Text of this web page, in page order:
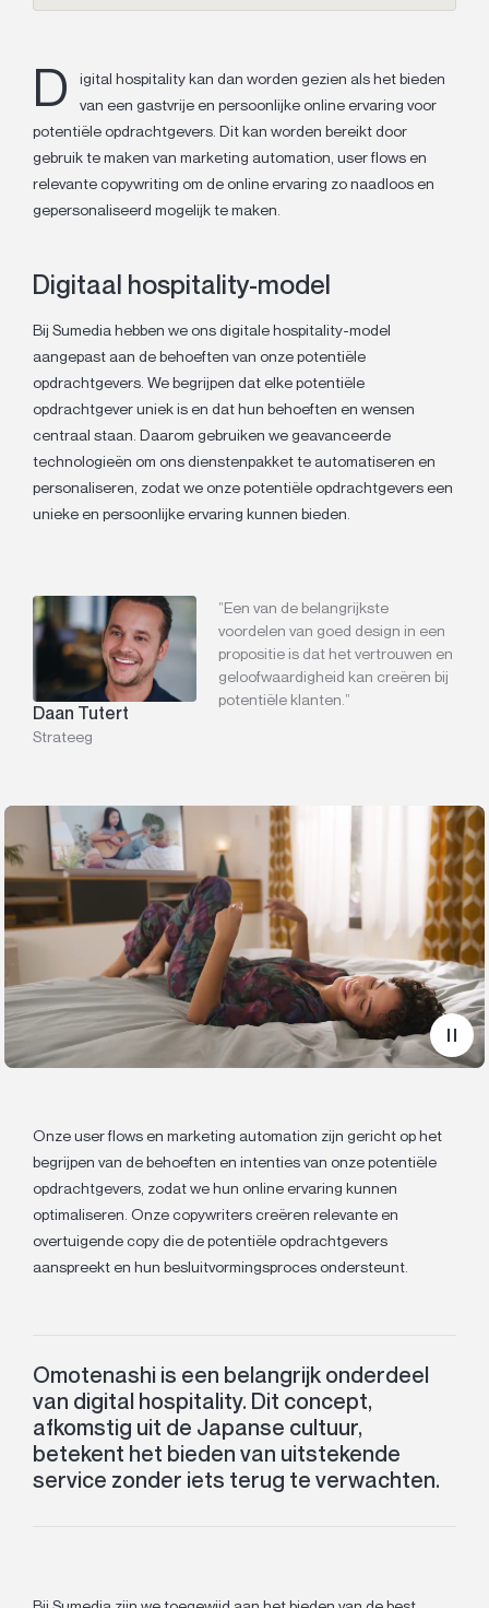
D
igital hospitality kan dan worden gezien als het bieden
van een gastvrije en persoonlijke online ervaring voor
potentiële opdrachtgevers. Dit kan worden bereikt door
gebruik te maken van marketing automation, user flows en
relevante copywriting om de online ervaring zo naadloos en
gepersonaliseerd mogelijk te maken.
Digitaal hospitality-model
Bij Sumedia hebben we ons digitale hospitality-model
aangepast aan de behoeften van onze potentiële
opdrachtgevers. We begrijpen dat elke potentiële
opdrachtgever uniek is en dat hun behoeften en wensen
centraal staan. Daarom gebruiken we geavanceerde
technologieën om ons dienstenpakket te automatiseren en
personaliseren, zodat we onze potentiële opdrachtgevers een
unieke en persoonlijke ervaring kunnen bieden.
Daan Tutert
Strateeg
”Een van de belangrijkste
voordelen van goed design in een
propositie is dat het vertrouwen en
geloofwaardigheid kan creëren bij
potentiële klanten.”
Onze user flows en marketing automation zijn gericht op het
begrijpen van de behoeften en intenties van onze potentiële
opdrachtgevers, zodat we hun online ervaring kunnen
optimaliseren. Onze copywriters creëren relevante en
overtuigende copy die de potentiële opdrachtgevers
aanspreekt en hun besluitvormingsproces ondersteunt.
Omotenashi is een belangrijk onderdeel
van digital hospitality. Dit concept,
afkomstig uit de Japanse cultuur,
betekent het bieden van uitstekende
service zonder iets terug te verwachten.